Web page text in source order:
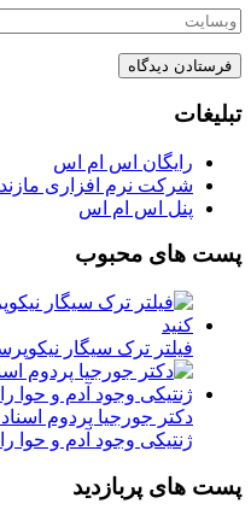
تبلیغات
رایگان اس ام اس
شرکت نرم افزاری
پنل اس ام اس
پست های محبوب
فیلتر ترک سیگار
دکتر جورجیا پردوم
ژنتیکی وجود آدم و حوا
پست های پربازدید